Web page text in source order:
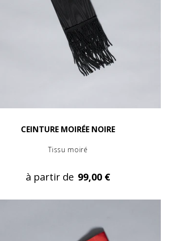
CEINTURE MOIRÉE NOIRE
Tissu moiré
à partir de 99,00 €